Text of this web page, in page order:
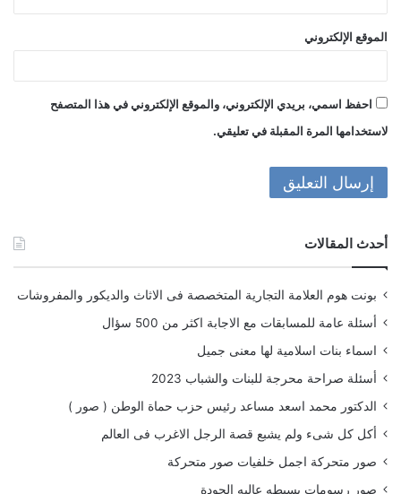
الموقع الإلكتروني
احفظ اسمي، بريدي الإلكتروني، والموقع الإلكتروني في هذا المتصفح
لاستخدامها المرة المقبلة في تعليقي.
أحدث المقالات
بونت هوم العلامة التجارية المتخصصة فى الاثاث والديكور والمفروشات
أسئلة عامة للمسابقات مع الاجابة اكثر من 500 سؤال
اسماء بنات اسلامية لها معنى جميل
أسئلة صراحة محرجة للبنات والشباب 2023
الدكتور محمد اسعد مساعد رئيس حزب حماة الوطن ( صور )
أكل كل شىء ولم يشبع قصة الرجل الاغرب فى العالم
صور متحركة اجمل خلفيات صور متحركة
صور رسومات بسيطه عاليه الجودة